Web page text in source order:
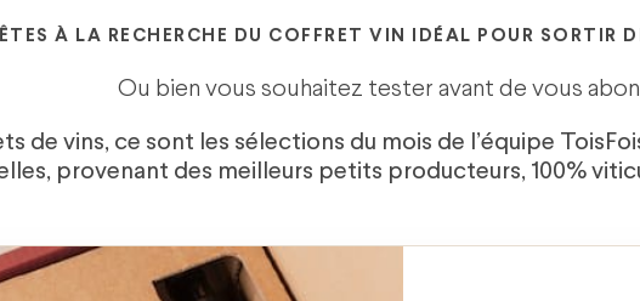
À LA RECHERCHE DU COFFRET VIN IDÉAL POUR SORTIR
Ou bien vous souhaitez tester avant de vous
de vins, ce sont les sélections du mois de l’équipe
provenant des meilleurs petits producteurs, 100%